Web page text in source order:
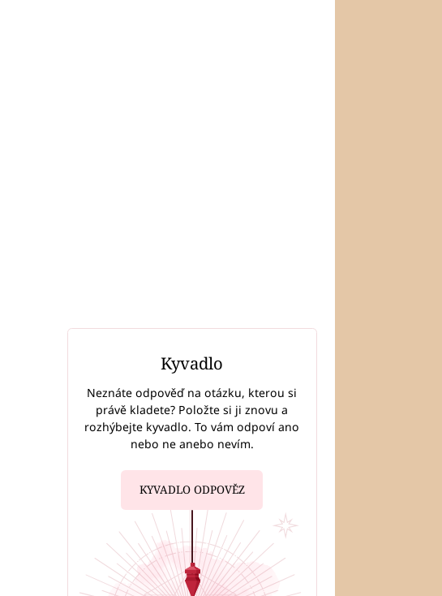
Kyvadlo
Neznáte odpověď na otázku, kterou si
právě kladete? Položte si ji znovu a
rozhýbejte kyvadlo. To vám odpoví ano
nebo ne anebo nevím.
KYVADLO ODPOVĚZ